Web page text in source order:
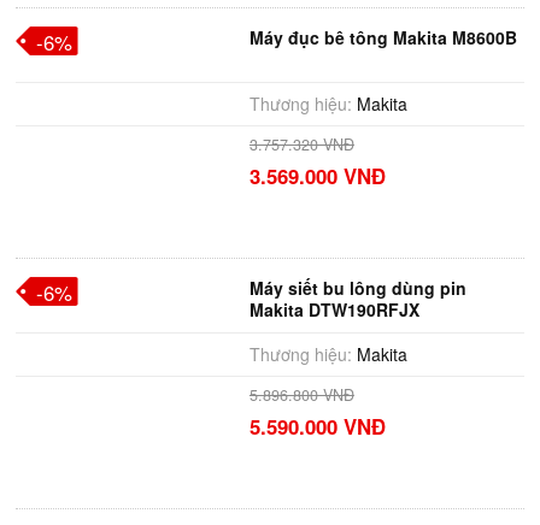
Máy đục bê tông Makita M8600B
Thương hiệu: Makita
3.757.320 VNĐ
3.569.000 VNĐ
-6%
Máy siết bu lông dùng pin
Makita DTW190RFJX
Thương hiệu: Makita
5.896.800 VNĐ
5.590.000 VNĐ
-6%